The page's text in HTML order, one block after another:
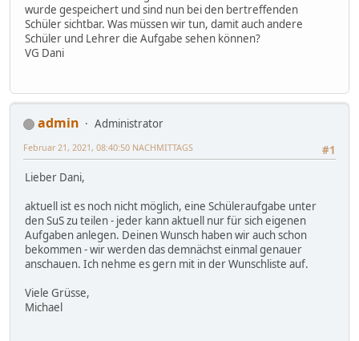
wurde gespeichert und sind nun bei den bertreffenden
Schüler sichtbar. Was müssen wir tun, damit auch andere
Schüler und Lehrer die Aufgabe sehen können?
VG Dani
admin
Administrator
#1
Februar 21, 2021, 08:40:50 NACHMITTAGS
Lieber Dani,
aktuell ist es noch nicht möglich, eine Schüleraufgabe unter
den SuS zu teilen - jeder kann aktuell nur für sich eigenen
Aufgaben anlegen. Deinen Wunsch haben wir auch schon
bekommen - wir werden das demnächst einmal genauer
anschauen. Ich nehme es gern mit in der Wunschliste auf.
Viele Grüsse,
Michael